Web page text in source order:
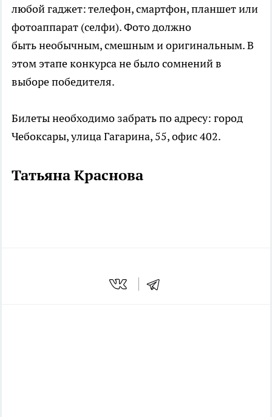
любой гаджет: телефон, смартфон, планшет или
фотоаппарат (селфи). Фото должно
быть необычным, смешным и оригинальным. В
этом этапе конкурса не было сомнений в
выборе победителя.
Билеты необходимо забрать по адресу: город
Чебоксары, улица Гагарина, 55, офис 402.
Татьяна Краснова